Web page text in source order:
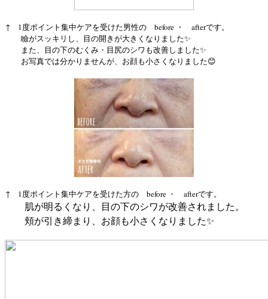
↑ 1度ポイント集中ケアを受けた男性の before ・ afterです。
瞼がスッキリし、目の開きが大きくなりました✨
また、目の下のむくみ・目尻のシワも改善しました✨
お写真では分かりませんが、お顔も小さくなりました😊
↑ 1度ポイント集中ケアを受けた方の before ・ afterです。
肌が明るくなり、目の下のシワが改善されました。
頬が引き締まり、お顔も小さくなりました✨